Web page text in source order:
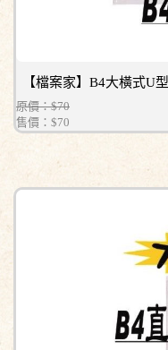
【檔案家】B4大橫式U
原價：$70
售價： $70